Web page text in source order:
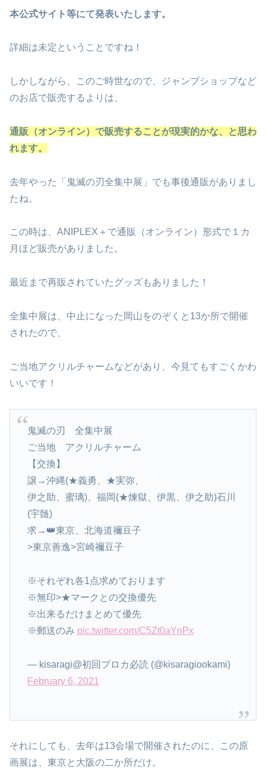
本公式サイト等にて発表いたします。
詳細は未定ということですね！
しかしながら、このご時世なので、ジャンプショップなど
のお店で販売するよりは、
通販（オンライン）で販売することが現実的かな、と思わ
れます。
去年やった「鬼滅の刃全集中展」でも事後通販がありまし
たね。
この時は、ANIPLEX＋で通販（オンライン）形式で１カ
月ほど販売がありました。
最近まで再販されていたグッズもありました！
全集中展は、中止になった岡山をのぞくと13か所で開催
されたので、
ご当地アクリルチャームなどがあり、今見てもすごくかわ
いいです！
鬼滅の刃 全集中展
ご当地 アクリルチャーム
【交換】
譲→沖縄(★義勇、★実弥、
伊之助、蜜璃)、福岡(★煉獄、伊黒、伊之助)石川
(宇髄)
求→👑東京、北海道禰豆子
>東京善逸>宮崎禰豆子
※それぞれ各1点求めております
※無印>★マークとの交換優先
※出来るだけまとめて優先
※郵送のみ pic.twitter.com/C5Zt0aYnPx
— kisaragi@初回プロカ必読 (@kisaragiookami)
February 6, 2021
それにしても、去年は13会場で開催されたのに、この原
画展は、東京と大阪の二か所だけ。